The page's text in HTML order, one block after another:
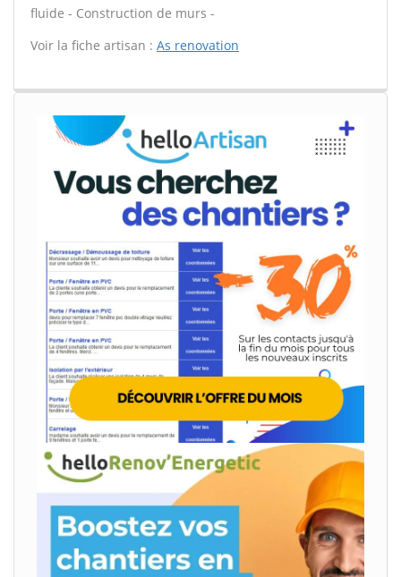
fluide - Construction de murs -
Voir la fiche artisan : As renovation